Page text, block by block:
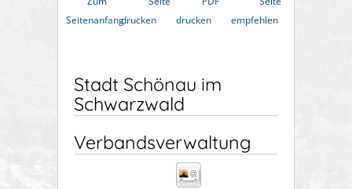
Seitenanfangdrucken
drucken
empfehlen
Stadt Schönau im
Schwarzwald
Verbandsverwaltung